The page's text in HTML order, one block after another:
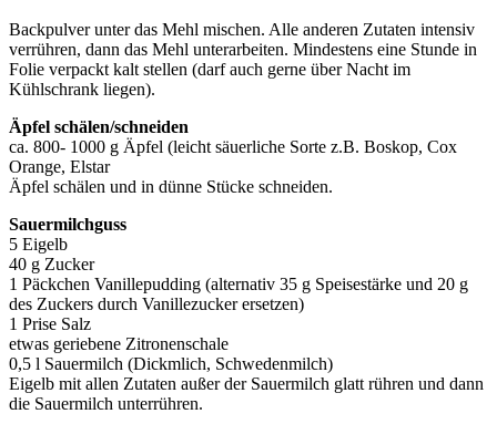
Backpulver unter das Mehl mischen. Alle anderen Zutaten intensiv
verrühren, dann das Mehl unterarbeiten. Mindestens eine Stunde in
Folie verpackt kalt stellen (darf auch gerne über Nacht im
Kühlschrank liegen).
Äpfel schälen/schneiden
ca. 800- 1000 g Äpfel (leicht säuerliche Sorte z.B. Boskop, Cox
Orange, Elstar
Äpfel schälen und in dünne Stücke schneiden.
Sauermilchguss
5 Eigelb
40 g Zucker
1 Päckchen Vanillepudding (alternativ 35 g Speisestärke und 20 g
des Zuckers durch Vanillezucker ersetzen)
1 Prise Salz
etwas geriebene Zitronenschale
0,5 l Sauermilch (Dickmlich, Schwedenmilch)
Eigelb mit allen Zutaten außer der Sauermilch glatt rühren und dann
die Sauermilch unterrühren.